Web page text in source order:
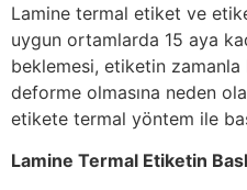
Lamine termal etiket ve
uygun ortamlarda 15 aya
beklemesi, etiketin zamanla
deforme olmasına neden
etikete termal yöntem ile
Lamine Termal Etiketin